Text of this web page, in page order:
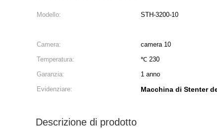
Modello: STH-3200-10
Camera: camera 10
Temperatura:
℃ 230
Garanzia:
1 anno
Evidenziare:
Macchina di Stenter
Descrizione di prodotto